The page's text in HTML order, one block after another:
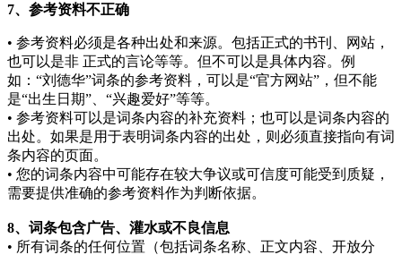
7、参考资料不正确
• 参考资料必须是各种出处和来源。包括正式的书刊、网站，
也可以是非 正式的言论等等。但不可以是具体内容。例
如：“刘德华”词条的参考资料，可以是“官方网站”，但不能
是“出生日期”、“兴趣爱好”等等。
• 参考资料可以是词条内容的补充资料；也可以是词条内容的
出处。如果是用于表明词条内容的出处，则必须直接指向有词
条内容的页面。
• 您的词条内容中可能存在较大争议或可信度可能受到质疑，
需要提供准确的参考资料作为判断依据。
8、词条包含广告、灌水或不良信息
• 所有词条的任何位置（包括词条名称、正文内容、开放分